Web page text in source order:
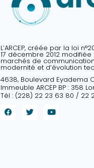
L’ARCEP, créée par la loi
17 décembre 2012
marchés de
modernité et d’évolution
4638, Boulevard Eyadema
Immeuble ARCEP BP : 358
Tél : (228) 22 23 63 80 / 22